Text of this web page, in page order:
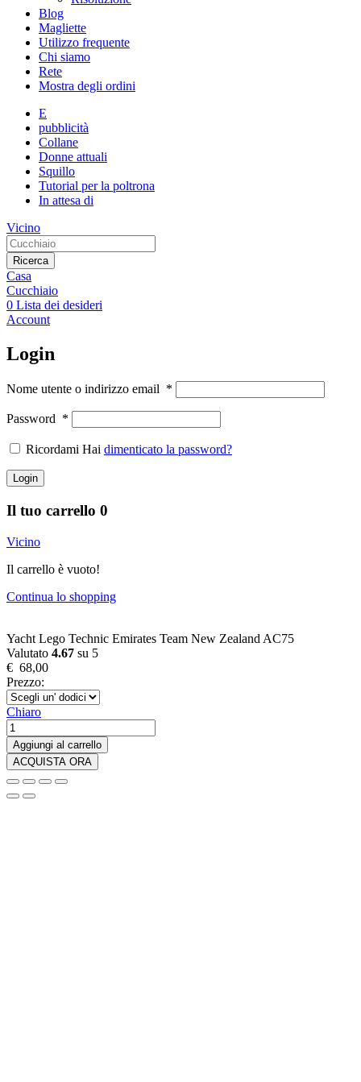
Blog
Magliette
Utilizzo frequente
Chi siamo
Rete
Mostra degli ordini
E
pubblicità
Collane
Donne attuali
Squillo
Tutorial per la poltrona
In attesa di
Vicino
Ricerca
Casa
Cucchiaio
0 Lista dei desideri
Account
Login
Nome utente o indirizzo email *
Password *
Ricordami Hai dimenticato la password?
Login
Il tuo carrello 0
Vicino
Il carrello è vuoto!
Continua lo shopping
Yacht Lego Technic Emirates Team New Zealand AC75
Valutato 4.67 su 5
€ 68,00
Prezzo:
Chiaro
Lego
Technic
Yacht
Emirates
Team
New
Aggiungi al carrello
ACQUISTA ORA